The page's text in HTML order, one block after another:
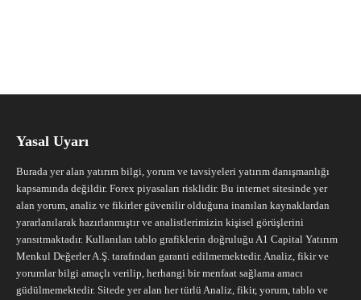
Yasal Uyarı
Burada yer alan yatırım bilgi, yorum ve tavsiyeleri yatırım danışmanlığı
kapsamında değildir. Forex piyasaları risklidir. Bu internet sitesinde yer
alan yorum, analiz ve fikirler güvenilir olduğuna inanılan kaynaklardan
yararlanılarak hazırlanmıştır ve analistlerimizin kişisel görüşlerini
yansıtmaktadır. Kullanılan tablo grafiklerin doğruluğu A1 Capital Yatırım
Menkul Değerler A.Ş. tarafından garanti edilmemektedir. Analiz, fikir ve
yorumlar bilgi amaçlı verilip, herhangi bir menfaat sağlama amacı
güdülmemektedir. Sitede yer alan her türlü Analiz, fikir, yorum, tablo ve